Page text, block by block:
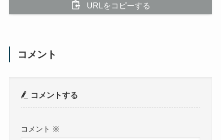
URLをコピーする
コメント
コメントする
コメント ※